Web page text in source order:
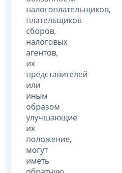
налогоплательщиков,
плательщиков
сборов,
налоговых
агентов,
их
представителей
или
иным
образом
улучшающие
их
положение,
могут
иметь